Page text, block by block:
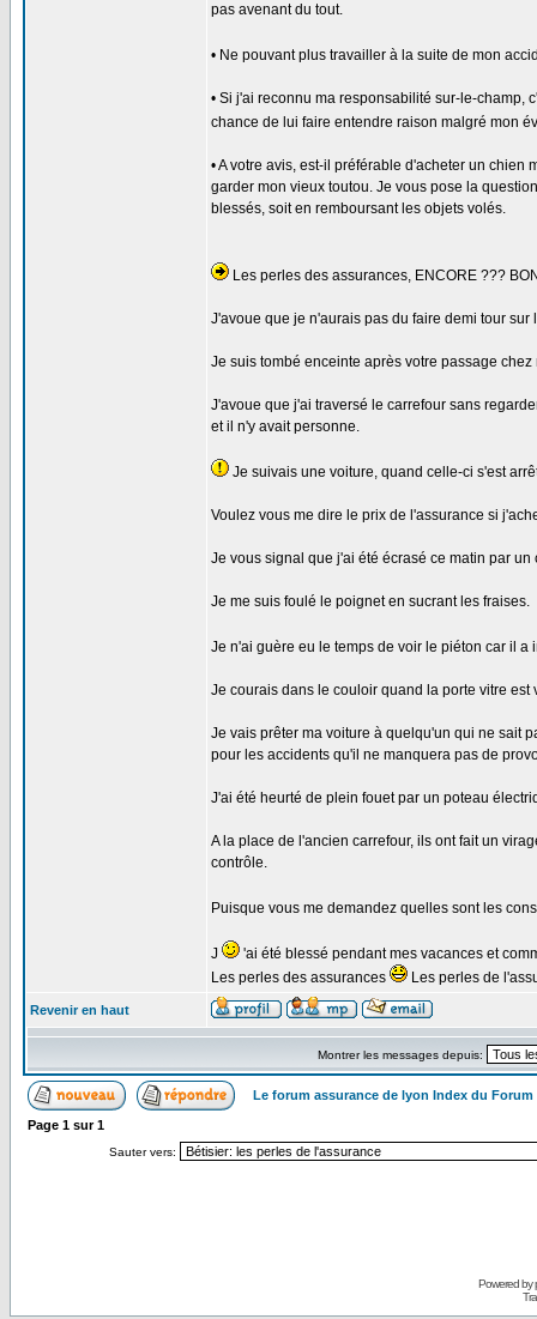
pas avenant du tout.
• Ne pouvant plus travailler à la suite de mon
• Si j'ai reconnu ma responsabilité sur-le-champ,
chance de lui faire entendre raison malgré mon
• A votre avis, est-il préférable d'acheter un
garder mon vieux toutou. Je vous pose la
blessés, soit en remboursant les objets volés.
Les perles des assurances, ENCORE ???
J'avoue que je n'aurais pas du faire demi tour
Je suis tombé enceinte après votre passage
J'avoue que j'ai traversé le carrefour sans
et il n'y avait personne.
Je suivais une voiture, quand celle-ci s'est
Voulez vous me dire le prix de l'assurance si
Je vous signal que j'ai été écrasé ce matin par un
Je me suis foulé le poignet en sucrant les fraises.
Je n'ai guère eu le temps de voir le piéton car il
Je courais dans le couloir quand la porte vitre
Je vais prêter ma voiture à quelqu'un qui ne sait
pour les accidents qu'il ne manquera pas de
J'ai été heurté de plein fouet par un poteau
A la place de l'ancien carrefour, ils ont fait un
contrôle.
Puisque vous me demandez quelles sont les
J
'ai été blessé pendant mes vacances et
Les perles des assurances
Les perles de
Revenir en haut
Montrer les messages depuis:
Le forum assurance de lyon Index du Forum
Page 1 sur1
Sauter vers:
Powered by